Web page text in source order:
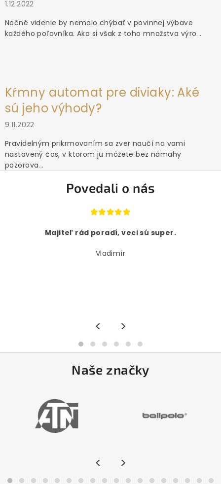
1.12.2022
Nočné videnie by nemalo chýbať v povinnej výbave
každého poľovníka. Ako si však z toho množstva výro...
Kŕmny automat pre diviaky: Aké
sú jeho výhody?
9.11.2022
Pravidelným prikrmovaním sa zver naučí na vami
nastavený čas, v ktorom ju môžete bez námahy
pozorova...
Povedali o nás
Majiteľ rád poradí, veci sú super.
Vladimír
< >
Naše značky
< >